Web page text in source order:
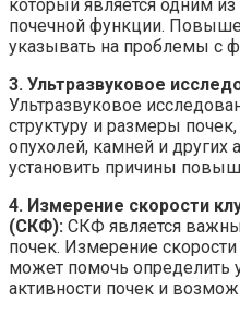
который является одним
почечной функции.
указывать на проблемы с
3. Ультразвуковое
Ультразвуковое
структуру и размеры
опухолей, камней и
установить причины
4. Измерение скорости
(СКФ): СКФ является
почек. Измерение
может помочь определить
активности почек и